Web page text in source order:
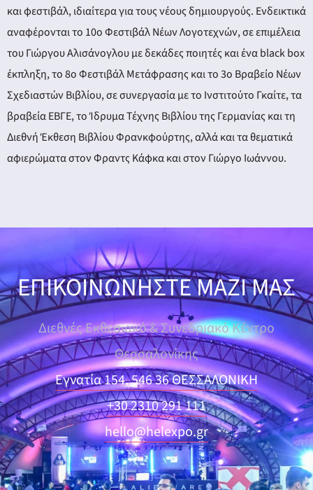
και φεστιβάλ, ιδιαίτερα για τους νέους δημιουργούς. Ενδεικτικά
αναφέρονται το 10ο Φεστιβάλ Νέων Λογοτεχνών, σε επιμέλεια
του Γιώργου Αλισάνογλου με δεκάδες ποιητές και ένα black box
έκπληξη, το 8ο Φεστιβάλ Μετάφρασης και το 3ο Βραβείο Νέων
Σχεδιαστών Βιβλίου, σε συνεργασία με το Ινστιτούτο Γκαίτε, τα
βραβεία ΕΒΓΕ, το Ίδρυμα Τέχνης Βιβλίου της Γερμανίας και τη
Διεθνή Έκθεση Βιβλίου Φρανκφούρτης, αλλά και τα θεματικά
αφιερώματα στον Φραντς Κάφκα και στον Γιώργο Ιωάννου.
ΕΠΙΚΟΙΝΩΝΗΣΤΕ ΜΑΖΙ ΜΑΣ
Διεθνές Εκθεσιακό & Συνεδριακό Κέντρο
Θεσσαλονίκης
Εγνατία 154, 546 36 ΘΕΣΣΑΛΟΝΙΚΗ
+30 2310 291 111
hello@helexpo.gr